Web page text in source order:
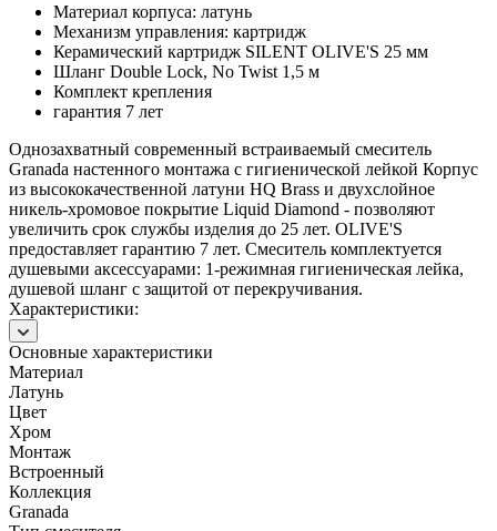
Материал корпуса: латунь
Механизм управления: картридж
Керамический картридж SILENT OLIVE'S 25 мм
Шланг Double Lock, No Twist 1,5 м
Комплект крепления
гарантия 7 лет
Однозахватный современный встраиваемый смеситель
Granada настенного монтажа с гигиенической лейкой Корпус
из высококачественной латуни HQ Brass и двухслойное
никель-хромовое покрытие Liquid Diamond - позволяют
увеличить срок службы изделия до 25 лет. OLIVE'S
предоставляет гарантию 7 лет. Смеситель комплектуется
душевыми аксессуарами: 1-режимная гигиеническая лейка,
душевой шланг с защитой от перекручивания.
Характеристики:
Основные характеристики
Материал
Латунь
Цвет
Хром
Монтаж
Встроенный
Коллекция
Granada